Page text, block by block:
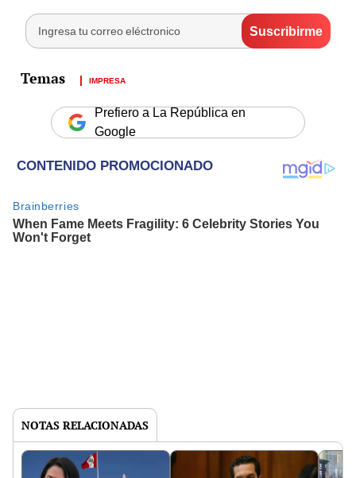
IMPRESA
Prefiero a La República en
Google
NOTAS RELACIONADAS